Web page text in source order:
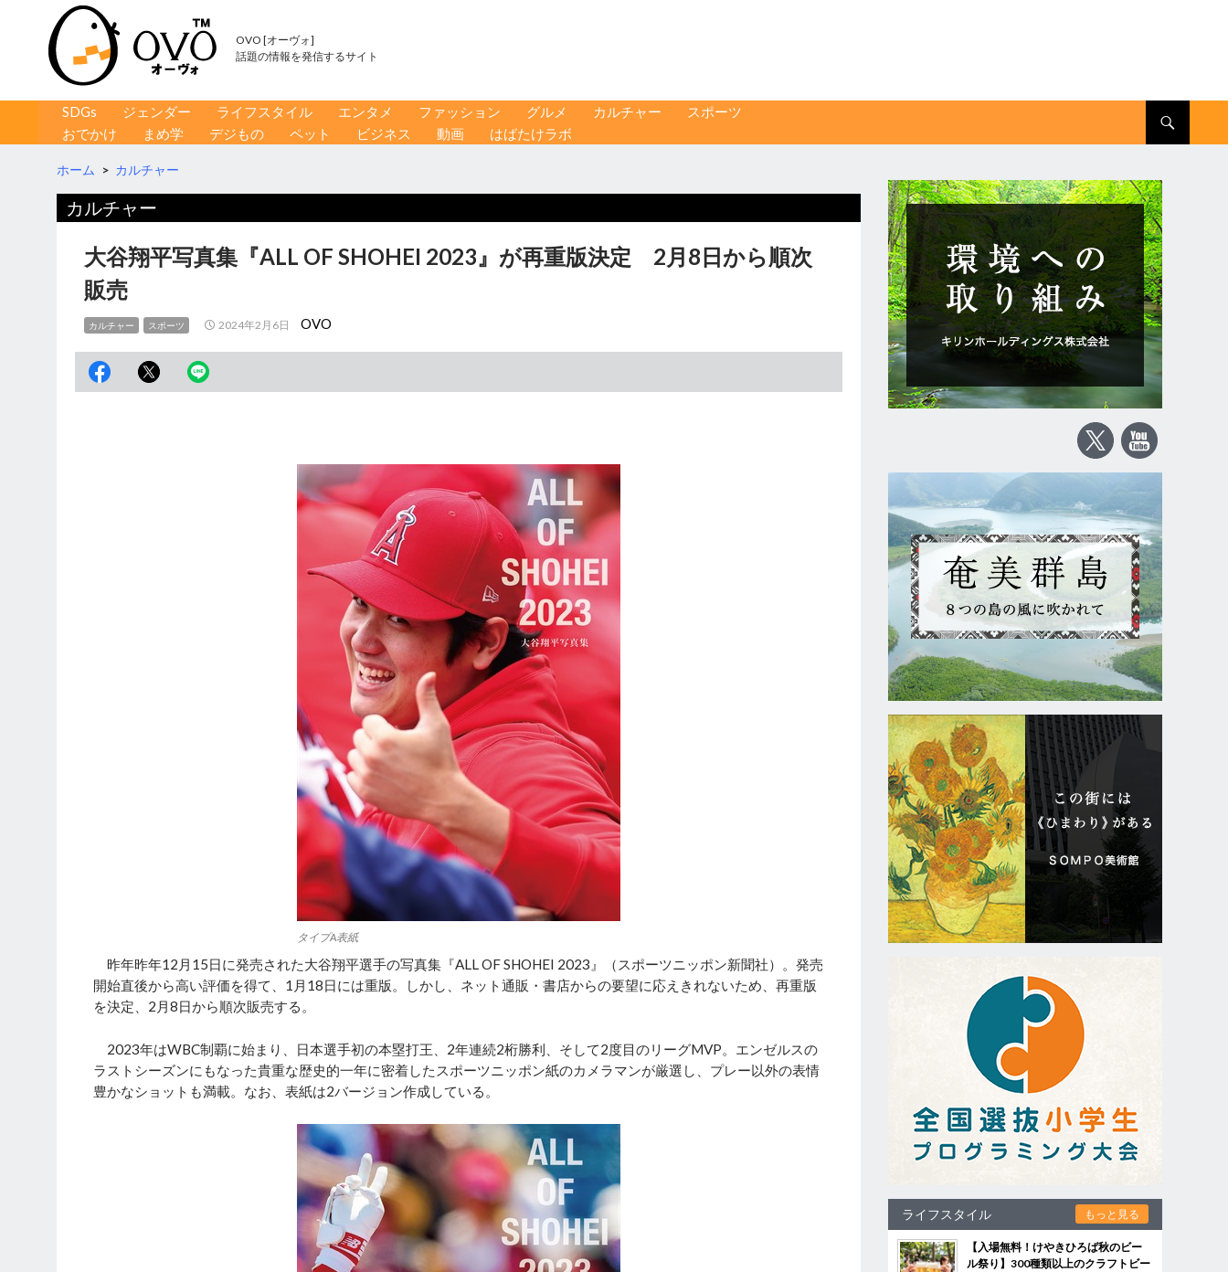
OVO [オーヴォ]
話題の情報を発信するサイト
コンテンツへ移動
SDGs ジェンダー ライフスタイル エンタメ ファッション グルメ カルチャー
スポーツ
おでかけ
まめ学 デジもの ペット ビジネス 動画 はばたけラボ
ホーム > カルチャー
カルチャー
大谷翔平写真集『ALL OF SHOHEI 2023』が再重版決定 2月8日から順次
販売
カルチャー スポーツ 2024年2月6日 OVO
タイプA表紙
昨年昨年12月15日に発売された大谷翔平選手の写真集『ALL OF SHOHEI 2023』（スポーツニッポン新聞社）。発売
開始直後から高い評価を得て、1月18日には重版。しかし、ネット通販・書店からの要望に応えきれないため、再重版
を決定、2月8日から順次販売する。
2023年はWBC制覇に始まり、日本選手初の本塁打王、2年連続2桁勝利、そして2度目のリーグMVP。エンゼルスの
ラストシーズンにもなった貴重な歴史的一年に密着したスポーツニッポン紙のカメラマンが厳選し、プレー以外の表情
豊かなショットも満載。なお、表紙は2バージョン作成している。
ライフスタイル もっと見る
【入場無料！けやきひろば秋のビー
ル祭り】300種類以上のクラフトビー